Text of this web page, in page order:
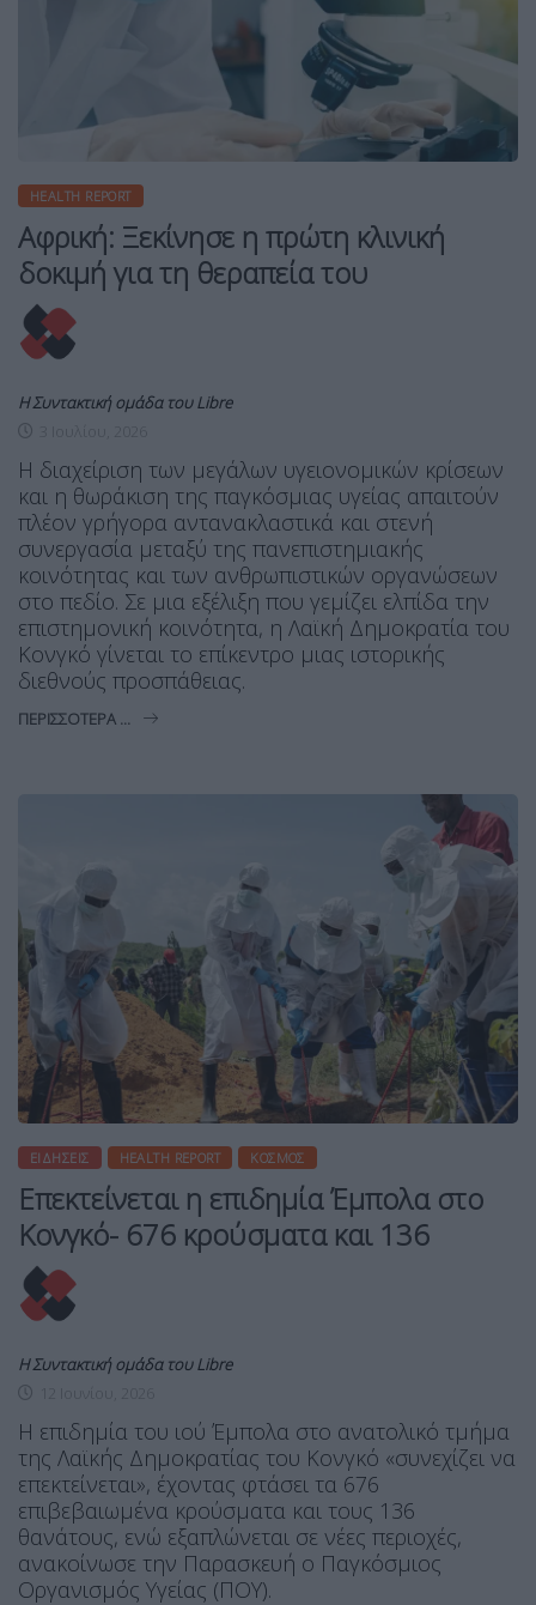
HEALTH REPORT
Αφρική: Ξεκίνησε η πρώτη κλινική
δοκιμή για τη θεραπεία του
Η Συντακτική ομάδα του Libre
Η διαχείριση των μεγάλων υγειονομικών κρίσεων
και η θωράκιση της παγκόσμιας υγείας απαιτούν
πλέον γρήγορα αντανακλαστικά και στενή
συνεργασία μεταξύ της πανεπιστημιακής
κοινότητας και των ανθρωπιστικών οργανώσεων
στο πεδίο. Σε μια εξέλιξη που γεμίζει ελπίδα την
επιστημονική κοινότητα, η Λαϊκή Δημοκρατία του
Κονγκό γίνεται το επίκεντρο μιας ιστορικής
διεθνούς προσπάθειας.
ΠΕΡΙΣΣΌΤΕΡΑ ...
ΕΙΔΉΣΕΙΣ HEALTH REPORT ΚΌΣΜΟΣ
Επεκτείνεται η επιδημία Έμπολα στο
Κονγκό- 676 κρούσματα και 136
Η Συντακτική ομάδα του Libre
Η επιδημία του ιού Έμπολα στο ανατολικό τμήμα
της Λαϊκής Δημοκρατίας του Κονγκό «συνεχίζει να
επεκτείνεται», έχοντας φτάσει τα 676
επιβεβαιωμένα κρούσματα και τους 136
θανάτους, ενώ εξαπλώνεται σε νέες περιοχές,
ανακοίνωσε την Παρασκευή ο Παγκόσμιος
Οργανισμός Υγείας (ΠΟΥ).